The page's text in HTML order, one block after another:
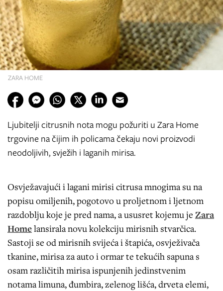
ZARA HOME
Ljubitelji citrusnih nota mogu požuriti u Zara Home
trgovine na čijim ih policama čekaju novi proizvodi
neodoljivih, svježih i laganih mirisa.
Osvježavajući i lagani mirisi citrusa mnogima su na
popisu omiljenih, pogotovo u proljetnom i ljetnom
razdoblju koje je pred nama, a ususret kojemu je Zara
Homelansirala novu kolekciju mirisnih stvarčica.
Sastoji se od mirisnih svijeća i štapića, osvježivača
tkanine, mirisa za auto i ormar te tekućih sapuna s
osam različitih mirisa ispunjenih jedinstvenim
notama limuna, đumbira, zelenog lišća, drveta elemi,